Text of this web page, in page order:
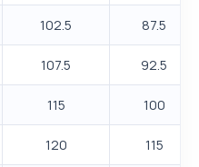
102.5 87.5
107.5 92.5
115 100
120 115